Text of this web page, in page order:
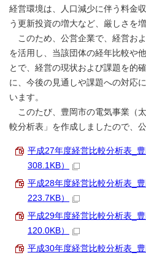
経営環境は、人口減少に伴う料金
う更新投資の増大など、厳しさを
このため、公営企業で、経営お
を活用し、当該団体の経年比較や
とで、経営の現状および課題を的
に、今後の見通しや課題への対応
います。
このたび、豊岡市の電気事業（
較分析表」を作成しましたので、公
平成27年度経営比較分析表_
308.1KB）
平成28年度経営比較分析表_
223.7KB）
平成29年度経営比較分析表_
120.0KB）
平成30年度経営比較分析表_